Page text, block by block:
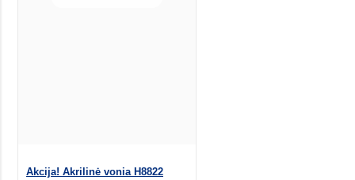
Akcija! Akrilinė vonia H8822